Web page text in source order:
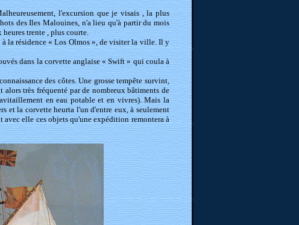
l'excursion que je visais , la plus
des Iles Malouines, n'a lieu qu'à partir du mois
trente , plus courte.
la résidence « Los Olmos », de visiter la ville. Il y
dans la corvette anglaise « Swift » qui coula à
des côtes. Une grosse tempête survint,
très fréquenté par de nombreux bâtiments de
en eau potable et en vivres). Mais la
et la corvette heurta l'un d'entre eux, à seulement
elle ces objets qu'une expédition remontera à